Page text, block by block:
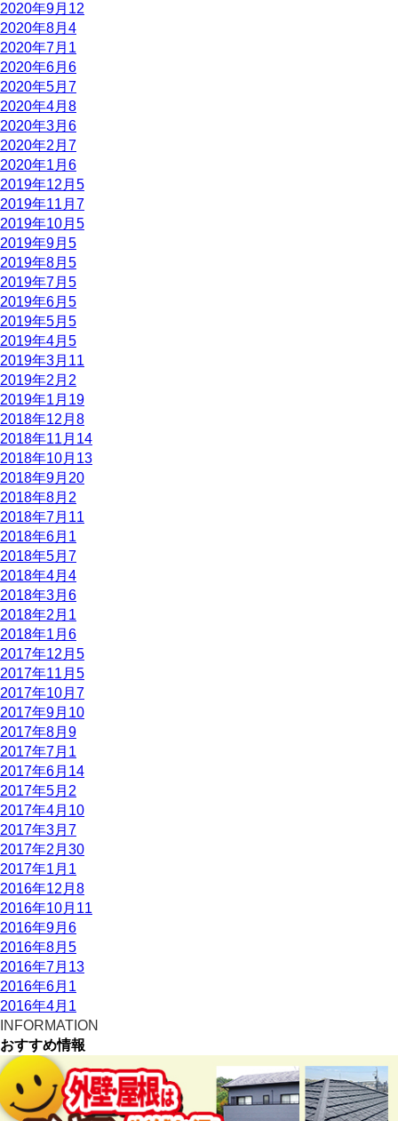
2020年9月 12
2020年8月 4
2020年7月 1
2020年6月 6
2020年5月 7
2020年4月 8
2020年3月 6
2020年2月 7
2020年1月 6
2019年12月 5
2019年11月 7
2019年10月 5
2019年9月 5
2019年8月 5
2019年7月 5
2019年6月 5
2019年5月 5
2019年4月 5
2019年3月 11
2019年2月 2
2019年1月 19
2018年12月 8
2018年11月 14
2018年10月 13
2018年9月 20
2018年8月 2
2018年7月 11
2018年6月 1
2018年5月 7
2018年4月 4
2018年3月 6
2018年2月 1
2018年1月 6
2017年12月 5
2017年11月 5
2017年10月 7
2017年9月 10
2017年8月 9
2017年7月 1
2017年6月 14
2017年5月 2
2017年4月 10
2017年3月 7
2017年2月 30
2017年1月 1
2016年12月 8
2016年10月 11
2016年9月 6
2016年8月 5
2016年7月 13
2016年6月 1
2016年4月 1
INFORMATION
おすすめ情報